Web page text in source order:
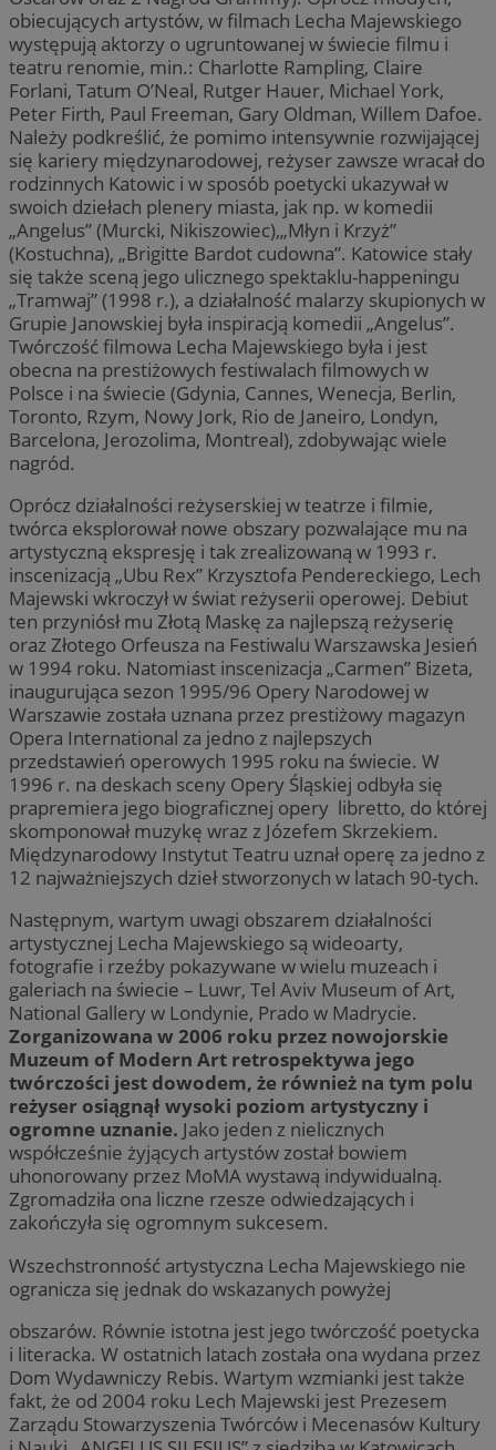
obiecujących artystów, w filmach Lecha Majewskiego
występują aktorzy o ugruntowanej w świecie filmu i
teatru renomie, min.: Charlotte Rampling, Claire
Forlani, Tatum O’Neal, Rutger Hauer, Michael York,
Peter Firth, Paul Freeman, Gary Oldman, Willem Dafoe.
Należy podkreślić, że pomimo intensywnie rozwijającej
się kariery międzynarodowej, reżyser zawsze wracał do
rodzinnych Katowic i w sposób poetycki ukazywał w
swoich dziełach plenery miasta, jak np. w komedii
„Angelus” (Murcki, Nikiszowiec),„Młyn i Krzyż”
(Kostuchna), „Brigitte Bardot cudowna”. Katowice stały
się także sceną jego ulicznego spektaklu-happeningu
„Tramwaj” (1998 r.), a działalność malarzy skupionych w
Grupie Janowskiej była inspiracją komedii „Angelus”.
Twórczość filmowa Lecha Majewskiego była i jest
obecna na prestiżowych festiwalach filmowych w
Polsce i na świecie (Gdynia, Cannes, Wenecja, Berlin,
Toronto, Rzym, Nowy Jork, Rio de Janeiro, Londyn,
Barcelona, Jerozolima, Montreal), zdobywając wiele
nagród.
Oprócz działalności reżyserskiej w teatrze i filmie,
twórca eksplorował nowe obszary pozwalające mu na
artystyczną ekspresję i tak zrealizowaną w 1993 r.
inscenizacją „Ubu Rex” Krzysztofa Pendereckiego, Lech
Majewski wkroczył w świat reżyserii operowej. Debiut
ten przyniósł mu Złotą Maskę za najlepszą reżyserię
oraz Złotego Orfeusza na Festiwalu Warszawska Jesień
w 1994 roku. Natomiast inscenizacja „Carmen” Bizeta,
inaugurująca sezon 1995/96 Opery Narodowej w
Warszawie została uznana przez prestiżowy magazyn
Opera International za jedno z najlepszych
przedstawień operowych 1995 roku na świecie. W
1996 r. na deskach sceny Opery Śląskiej odbyła się
prapremiera jego biograficznej opery libretto, do której
skomponował muzykę wraz z Józefem Skrzekiem.
Międzynarodowy Instytut Teatru uznał operę za jedno z
12 najważniejszych dzieł stworzonych w latach 90-tych.
Następnym, wartym uwagi obszarem działalności
artystycznej Lecha Majewskiego są wideoarty,
fotografie i rzeźby pokazywane w wielu muzeach i
galeriach na świecie – Luwr, Tel Aviv Museum of Art,
National Gallery w Londynie, Prado w Madrycie.
Zorganizowana w 2006 roku przez nowojorskie
Muzeum of Modern Art retrospektywa jego
twórczości jest dowodem, że również na tym polu
reżyser osiągnął wysoki poziom artystyczny i
ogromne uznanie. Jako jeden z nielicznych
współcześnie żyjących artystów został bowiem
uhonorowany przez MoMA wystawą indywidualną.
Zgromadziła ona liczne rzesze odwiedzających i
zakończyła się ogromnym sukcesem.
Wszechstronność artystyczna Lecha Majewskiego nie
ogranicza się jednak do wskazanych powyżej
obszarów. Równie istotna jest jego twórczość poetycka
i literacka. W ostatnich latach została ona wydana przez
Dom Wydawniczy Rebis. Wartym wzmianki jest także
fakt, że od 2004 roku Lech Majewski jest Prezesem
Zarządu Stowarzyszenia Twórców i Mecenasów Kultury